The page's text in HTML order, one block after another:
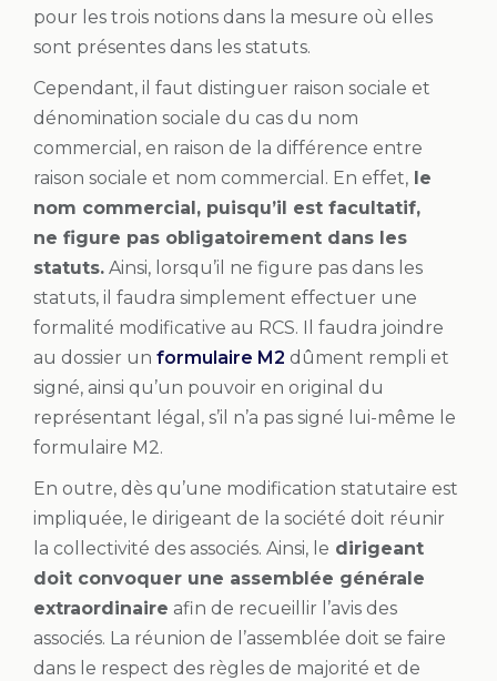
pour les trois notions dans la mesure où elles
sont présentes dans les statuts.
Cependant, il faut distinguer raison sociale et
dénomination sociale du cas du nom
commercial, en raison de la différence entre
raison sociale et nom commercial. En effet, le
nom commercial, puisqu’il est facultatif,
ne figure pas obligatoirement dans les
statuts. Ainsi, lorsqu’il ne figure pas dans les
statuts, il faudra simplement effectuer une
formalité modificative au RCS. Il faudra joindre
au dossier un formulaire M2 dûment rempli et
signé, ainsi qu’un pouvoir en original du
représentant légal, s’il n’a pas signé lui-même le
formulaire M2.
En outre, dès qu’une modification statutaire est
impliquée, le dirigeant de la société doit réunir
la collectivité des associés. Ainsi, le dirigeant
doit convoquer une assemblée générale
extraordinaire afin de recueillir l’avis des
associés. La réunion de l’assemblée doit se faire
dans le respect des règles de majorité et de